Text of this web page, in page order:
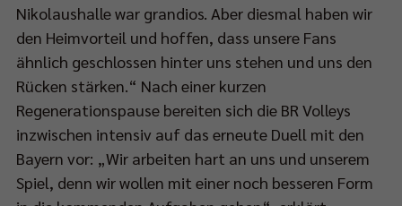
Nikolaushalle war grandios. Aber diesmal haben wir
den Heimvorteil und hoffen, dass unsere Fans
ähnlich geschlossen hinter uns stehen und uns den
Rücken stärken.“ Nach einer kurzen
Regenerationspause bereiten sich die BR Volleys
inzwischen intensiv auf das erneute Duell mit den
Bayern vor: „Wir arbeiten hart an uns und unserem
Spiel, denn wir wollen mit einer noch besseren Form